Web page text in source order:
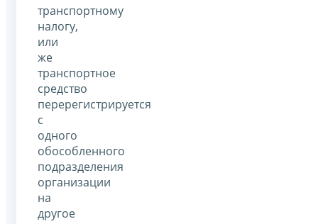
транспортному
налогу,
или
же
транспортное
средство
перерегистрируется
с
одного
обособленного
подразделения
организации
на
другое